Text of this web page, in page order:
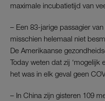
maximale incubatietijd van
– Een 83-jarige passagier
misschien helemaal niet
De Amerikaanse
Today weten dat zij
het was in elk geval geen
– In China zijn gisteren 109